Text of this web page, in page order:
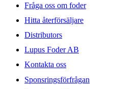
Fråga oss om foder
Hitta återförsäljare
Distributors
Lupus Foder AB
Kontakta oss
Sponsringsförfrågan